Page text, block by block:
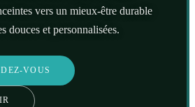
vers un mieux-être durable
douces et personnalisées.
VOUS